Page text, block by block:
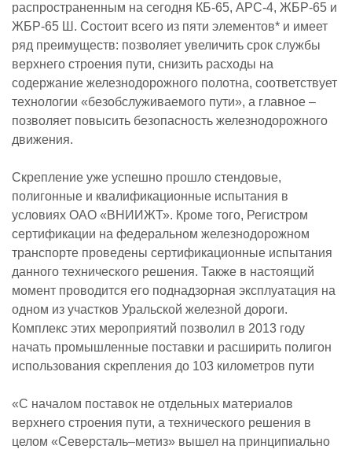
распространенным на сегодня КБ-65, АРС-4, ЖБР-65 и
ЖБР-65 Ш. Состоит всего из пяти элементов* и имеет
ряд преимуществ: позволяет увеличить срок службы
верхнего строения пути, снизить расходы на
содержание железнодорожного полотна, соответствует
технологии «безобслуживаемого пути», а главное –
позволяет повысить безопасность железнодорожного
движения.
Скрепление уже успешно прошло стендовые,
полигонные и квалификационные испытания в
условиях ОАО «ВНИИЖТ». Кроме того, Регистром
сертификации на федеральном железнодорожном
транспорте проведены сертификационные испытания
данного технического решения. Также в настоящий
момент проводится его поднадзорная эксплуатация на
одном из участков Уральской железной дороги.
Комплекс этих мероприятий позволил в 2013 году
начать промышленные поставки и расширить полигон
использования скрепления до 103 километров пути
«С началом поставок не отдельных материалов
верхнего строения пути, а технического решения в
целом «Северсталь–метиз» вышел на принципиально